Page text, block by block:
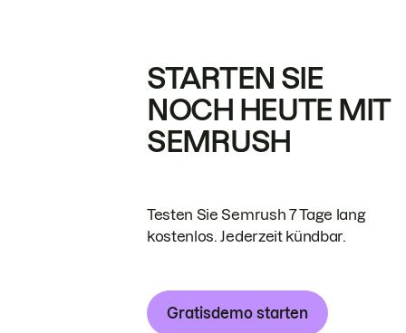
STARTEN SIE
NOCH HEUTE MIT
SEMRUSH
Testen Sie Semrush 7 Tage lang
kostenlos. Jederzeit kündbar.
Gratisdemo starten